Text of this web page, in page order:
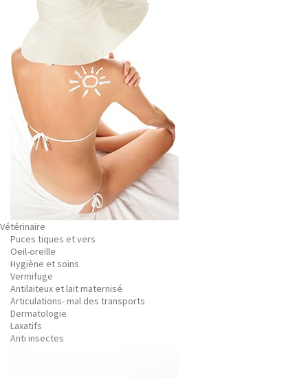
Vétérinaire
Puces tiques et vers
Oeil-oreille
Hygiène et soins
Vermifuge
Antilaiteux et lait maternisé
Articulations- mal des transports
Dermatologie
Laxatifs
Anti insectes